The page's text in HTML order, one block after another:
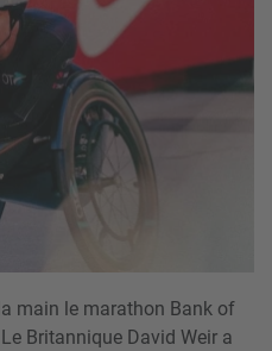
main le marathon Bank of
Britannique David Weir a